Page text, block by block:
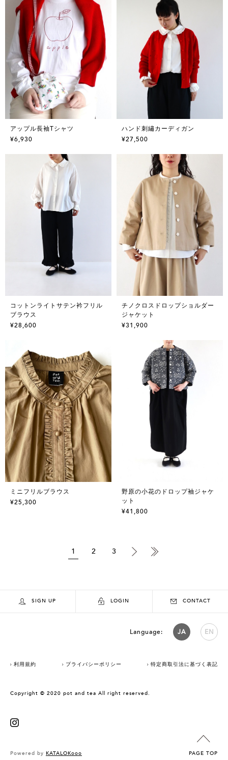
アップル長袖Tシャツ
¥6,930
ハンド刺繡カーディガン
¥27,500
コットンライトサテン衿フリル
ブラウス
¥28,600
チノクロスドロップショルダー
ジャケット
¥31,900
ミニフリルブラウス
¥25,300
野原の小花のドロップ袖ジャケ
ット
¥41,800
1 2 3
SIGN UP LOGIN CONTACT
Language: JA EN
利用規約 プライバシーポリシー 特定商取引法に基づく表記
Copyright © 2020 pot and tea All right reserved.
Powered by KATALOKooo PAGE TOP